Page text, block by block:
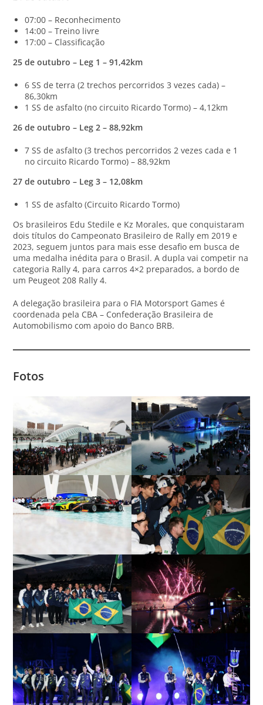
07:00 – Reconhecimento
14:00 – Treino livre
17:00 – Classificação
25 de outubro – Leg 1 – 91,42km
6 SS de terra (2 trechos percorridos 3 vezes cada) –
86,30km
1 SS de asfalto (no circuito Ricardo Tormo) – 4,12km
26 de outubro – Leg 2 – 88,92km
7 SS de asfalto (3 trechos percorridos 2 vezes cada e 1
no circuito Ricardo Tormo) – 88,92km
27 de outubro – Leg 3 – 12,08km
1 SS de asfalto (Circuito Ricardo Tormo)
Os brasileiros Edu Stedile e Kz Morales, que conquistaram
dois títulos do Campeonato Brasileiro de Rally em 2019 e
2023, seguem juntos para mais esse desafio em busca de
uma medalha inédita para o Brasil. A dupla vai competir na
categoria Rally 4, para carros 4×2 preparados, a bordo de
um Peugeot 208 Rally 4.
A delegação brasileira para o FIA Motorsport Games é
coordenada pela CBA – Confederação Brasileira de
Automobilismo com apoio do Banco BRB.
Fotos